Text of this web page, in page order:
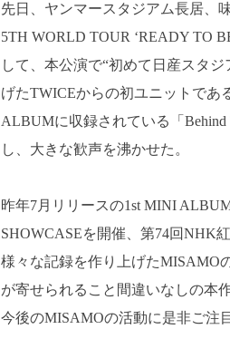
先日、ヤンマースタジアム長居、
5TH WORLD TOUR ‘READY TO
して、本公演で“初めて日産スタ
げたTWICEからの初ユニットであ
ALBUMに収録されている「Behind
し、大きな歓声を沸かせた。
昨年7月リリースの1st MINI
SHOWCASEを開催、第74回NHK
様々な記録を作り上げたMISAMO
が寄せられること間違いなしの本作
今後のMISAMOの活動に是非ご注